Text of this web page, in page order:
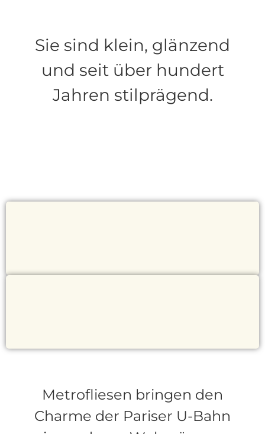
Sie sind klein, glänzend
und seit über hundert
Jahren stilprägend.
Metrofliesen bringen den
Charme der Pariser U-Bahn